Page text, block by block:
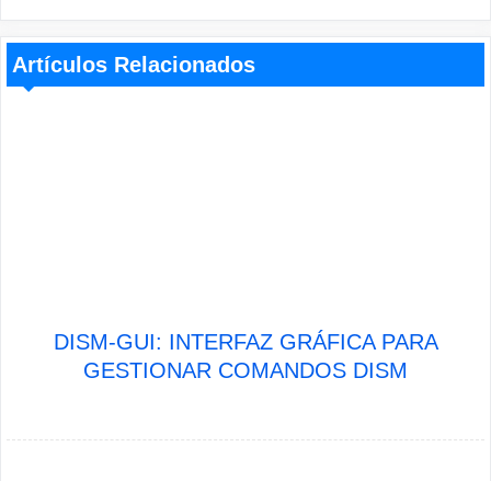
Artículos Relacionados
DISM-GUI: INTERFAZ GRÁFICA PARA
GESTIONAR COMANDOS DISM